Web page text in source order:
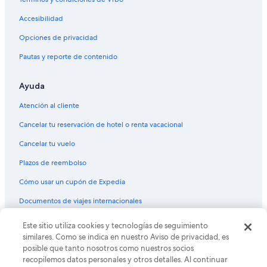
Vacaciones solo para adultos en Centro de Orlando
Walt Disney World Resort en Centro de Orlando
Wyndham Hotels en Centro de Orlando
Hoteles en Centro de Orlando
Hoteles cerca de City Arts Factory
Casas vacacionales en Condado de Orange
Resorts en Condado de Orange
Apartamentos en Condado de Orange
Moteles en Condado de Orange
Hoteles baratos en Condado de Orange
Hoteles cerca de Pabellón de deportes Amway Center
Accesibilidad
Opciones de privacidad
Pautas y reporte de contenido
Ayuda
Atención al cliente
Cancelar tu reservación de hotel o renta vacacional
Cancelar tu vuelo
Plazos de reembolso
Cómo usar un cupón de Expedia
Documentos de viajes internacionales
© 2026 Expedia, Inc., una empresa de Expedia Group. Todos los
derechos reservados. Expedia y el logo de Expedia son marcas
registradas o marcas comerciales de Expedia, Inc. CST# 2029030-50.
Este sitio utiliza cookies y tecnologías de seguimiento
similares. Como se indica en nuestro Aviso de privacidad, es
posible que tanto nosotros como nuestros socios
recopilemos datos personales y otros detalles. Al continuar